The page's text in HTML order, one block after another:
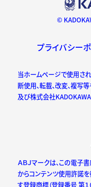
©
プライバシー
当ホームページで使用され
断使用、転載、改変、複写
及び株式会社KADOKAWA
ＡＢＪマークは、この電子
からコンテンツ使用許諾
す登録商標（登録番号 第１